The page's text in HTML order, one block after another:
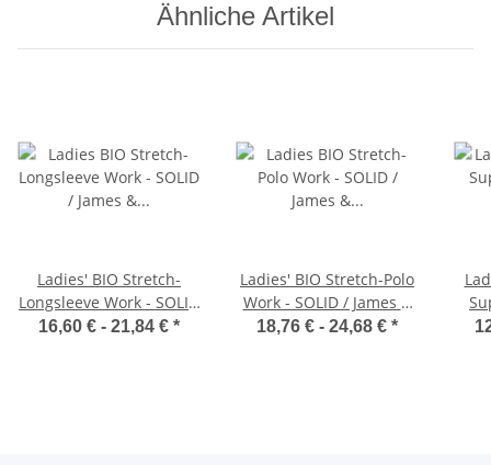
Ähnliche Artikel
Ladies' BIO Stretch-
Longsleeve Work - SOLID
/ James & Nicholson
16,60 € - 21,84 € *
Ladies' BIO Stretch-Polo
Work - SOLID / James &
Nicholson JN1805
18,76 € - 24,68 € *